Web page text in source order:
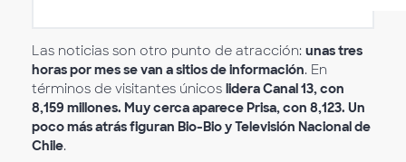
Las noticias son otro punto de atracción: unas tres
horas por mes se van a sitios de información. En
términos de visitantes únicos lidera Canal 13, con
8,159 millones. Muy cerca aparece Prisa, con 8,123. Un
poco más atrás figuran Bio-Bio y Televisión Nacional de
Chile.